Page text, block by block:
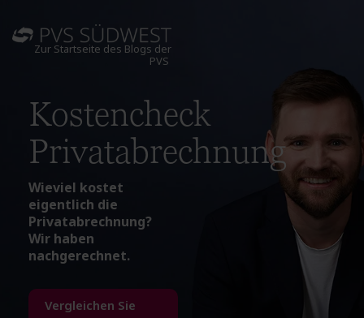
Zur Startseite des Blogs der
PVS
Kostencheck
Privatabrechnung
Wieviel kostet
eigentlich die
Privatabrechnung?
Wir haben
nachgerechnet.
Vergleichen Sie